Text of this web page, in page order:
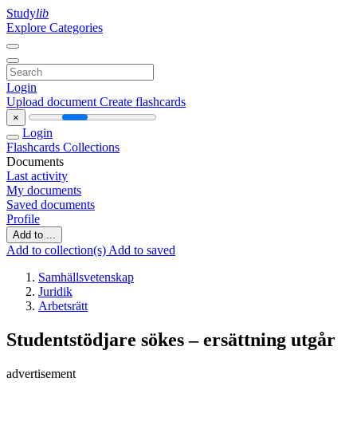
Studylib
Explore Categories
Login
Upload document Create flashcards
×
Login
Flashcards Collections
Documents
Last activity
My documents
Saved documents
Profile
Add to ...
Add to collection(s) Add to saved
Samhällsvetenskap
Juridik
Arbetsrätt
Studentstödjare sökes – ersättning utgår
advertisement